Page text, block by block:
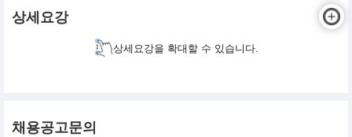
상세요강
상세요강을 확대할 수 있습니다.
채용공고문의